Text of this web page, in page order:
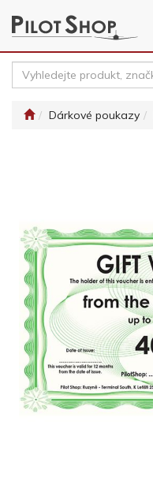
Dárkové poukazy